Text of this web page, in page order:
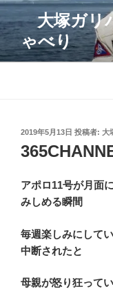
コ
ン
テ
ン
大塚ガリ
ゃべり
投
稿
日:
2019年5月13日 投稿者: 大
アポロ11号が月面
みしめる瞬間
毎週楽しみにして
中断されたと
母親が怒り狂って